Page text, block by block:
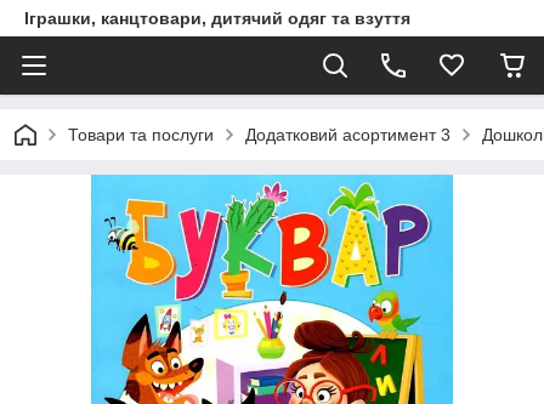
Іграшки, канцтовари, дитячий одяг та взуття
Товари та послуги Додатковий асортимент 3